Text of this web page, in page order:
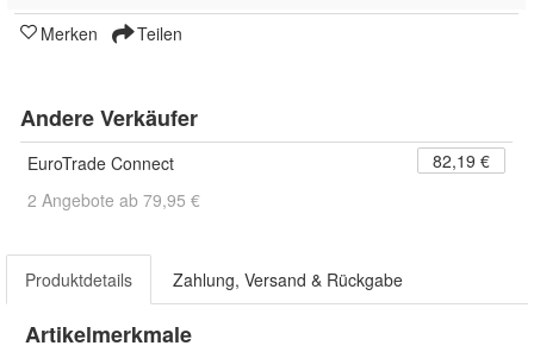
Merken Teilen
Andere Verkäufer
EuroTrade Connect
82,19 €
2 Angebote ab 79,95 €
Produktdetails Zahlung, Versand & Rückgabe
Artikelmerkmale